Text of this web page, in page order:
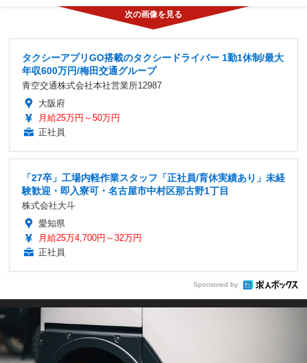
タクシーアプリGO搭載のタクシードライバー 1勤1休制/最大
年収600万円/梅田交通グループ
青空交通株式会社本社営業所12987
大阪府
月給25万円～50万円
正社員
「27卒」工場内軽作業スタッフ「正社員/育休実績あり」未経
験歓迎・即入寮可・名古屋市中村区那古野1丁目
株式会社大斗
愛知県
月給25万4,700円～32万円
正社員
Sponsored by